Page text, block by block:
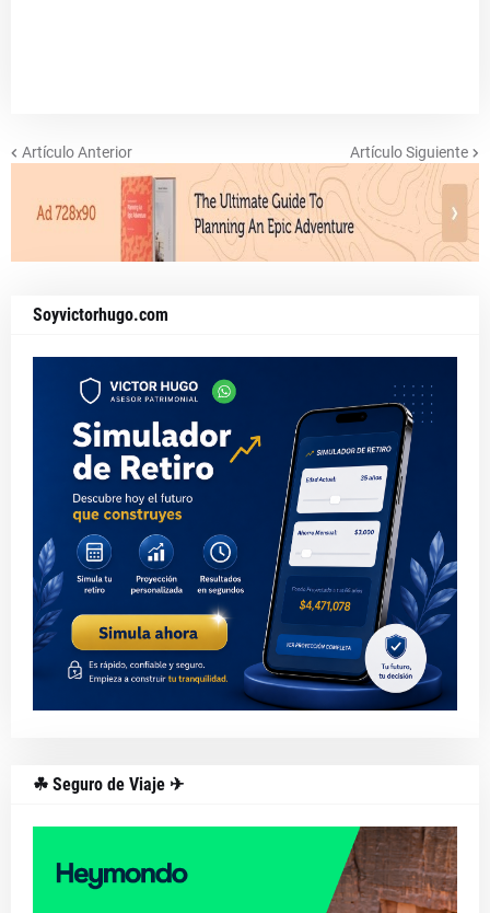
Artículo Anterior Artículo Siguiente
Soyvictorhugo.com
☘ Seguro de Viaje ✈